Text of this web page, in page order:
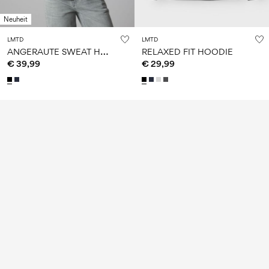
Neuheit
LMTD
A
NGERAUTE SWEAT HOODIE MIT REISSVERSCHLUSS
€ 39,99
LMTD
RELAXED FIT HOODIE
€ 29,99